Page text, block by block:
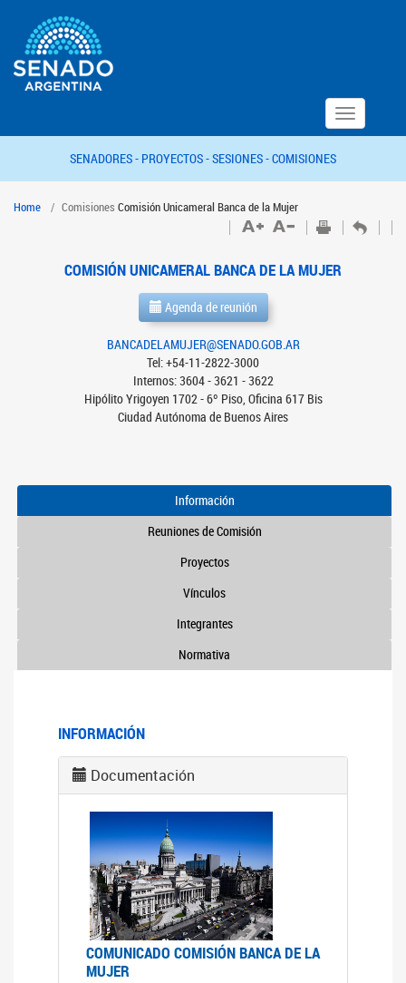
Toggle
navigation
SENADORES - PROYECTOS -SESIONES -COMISIONES
Home Comisiones Comisión Unicameral Banca de la Mujer
COMISIÓN UNICAMERAL BANCA DE LA MUJER
Agenda de reunión
BANCADELAMUJER@SENADO.GOB.AR
Tel: +54-11-2822-3000
Internos: 3604 - 3621 - 3622
Hipólito Yrigoyen 1702 - 6º Piso, Oficina 617 Bis
Ciudad Autónoma de Buenos Aires
Información
Reuniones de Comisión
Proyectos
Vínculos
Integrantes
Normativa
INFORMACIÓN
Documentación
COMUNICADO COMISIÓN BANCA DE LA
MUJER